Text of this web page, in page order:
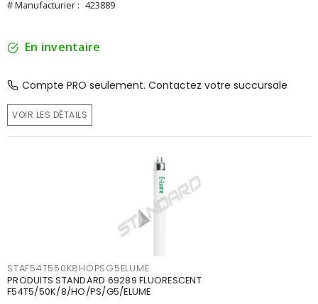
# Manufacturier : 423889
En inventaire
Compte PRO seulement. Contactez votre succursale
VOIR LES DÉTAILS
STAF54T550K8HOPSG5ELUME
PRODUITS STANDARD 69289 FLUORESCENT
F54T5/50K/8/HO/PS/G5/ELUME